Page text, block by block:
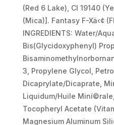
(Red 6 Lake), CI 19140
(Mica)]. Fantasy F-Xä‹¢
INGREDIENTS: Water/
Bis(Glycidoxyphenyl)
3, Propylene Glycol,
Dicaprylate/Dicaprate,
Liquidum/Huile
Tocopheryl Acetate
Magnesium Aluminum